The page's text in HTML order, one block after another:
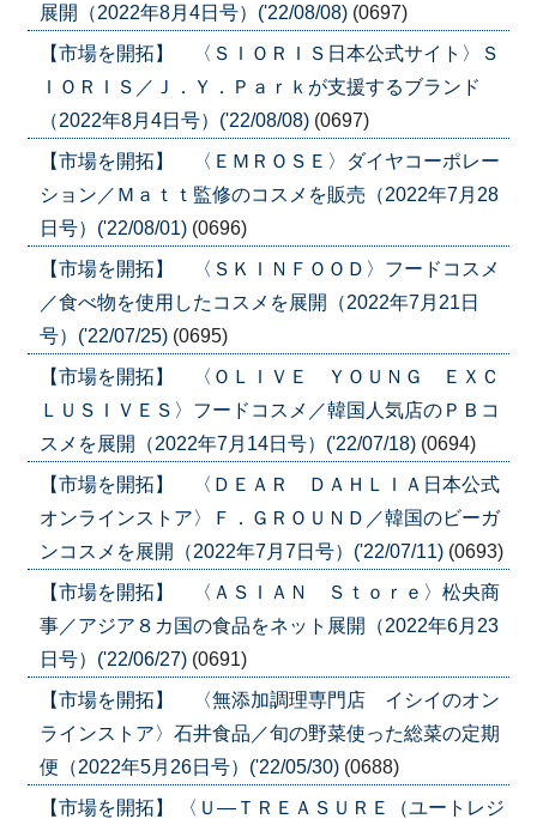
展開（2022年8月4日号）('22/08/08) (0697)
【市場を開拓】 〈ＳＩＯＲＩＳ日本公式サイト〉Ｓ
ＩＯＲＩＳ／Ｊ．Ｙ．Ｐａｒｋが支援するブランド
（2022年8月4日号）('22/08/08) (0697)
【市場を開拓】 〈ＥＭＲＯＳＥ〉ダイヤコーポレー
ション／Ｍａｔｔ監修のコスメを販売（2022年7月28
日号）('22/08/01) (0696)
【市場を開拓】 〈ＳＫＩＮＦＯＯＤ〉フードコスメ
／食べ物を使用したコスメを展開（2022年7月21日
号）('22/07/25) (0695)
【市場を開拓】 〈ＯＬＩＶＥ ＹＯＵＮＧ ＥＸＣ
ＬＵＳＩＶＥＳ〉フードコスメ／韓国人気店のＰＢコ
スメを展開（2022年7月14日号）('22/07/18) (0694)
【市場を開拓】 〈ＤＥＡＲ ＤＡＨＬＩＡ日本公式
オンラインストア〉Ｆ．ＧＲＯＵＮＤ／韓国のビーガ
ンコスメを展開（2022年7月7日号）('22/07/11) (0693)
【市場を開拓】 〈ＡＳＩＡＮ Ｓｔｏｒｅ〉松央商
事／アジア８カ国の食品をネット展開（2022年6月23
日号）('22/06/27) (0691)
【市場を開拓】 〈無添加調理専門店 イシイのオン
ラインストア〉石井食品／旬の野菜使った総菜の定期
便（2022年5月26日号）('22/05/30) (0688)
【市場を開拓】 〈Ｕ―ＴＲＥＡＳＵＲＥ（ユートレジ